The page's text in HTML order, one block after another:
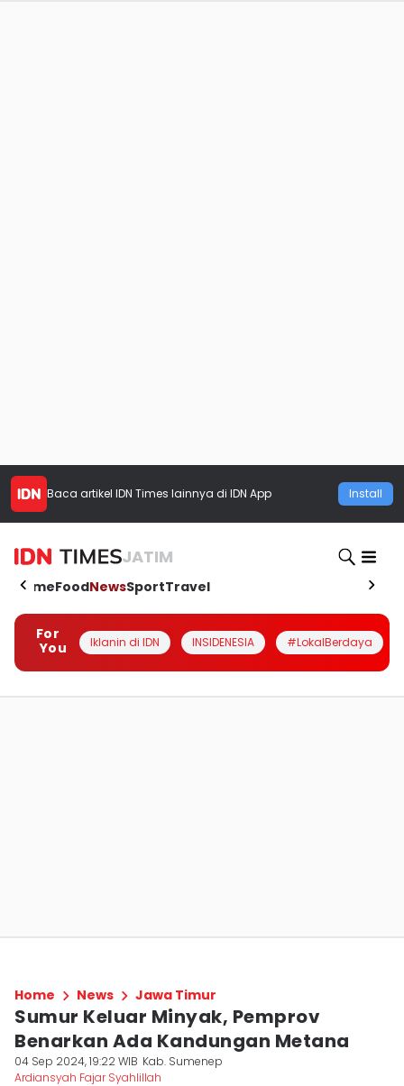
Baca artikel IDN Times lainnya di IDN App Install
JATIM
HomeFoodNewsSportTravel
For
You
Iklanin di IDN INSIDENESIA #LokalBerdaya
Home News Jawa Timur
Sumur Keluar Minyak, Pemprov
Benarkan Ada Kandungan Metana
04 Sep 2024, 19:22 WIB Kab. Sumenep
Ardiansyah Fajar Syahlillah